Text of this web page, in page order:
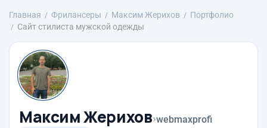
Главная Фрилансеры Максим Жерихов
Портфолио
Сайт стилиста мужской одежды
Максим Жерихов›webmaxprofi